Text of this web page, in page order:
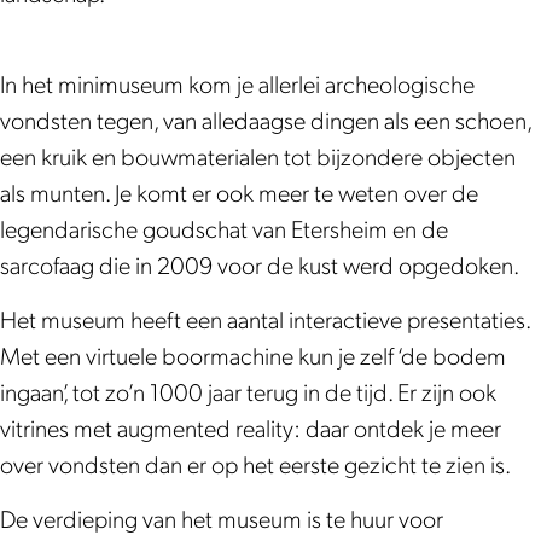
h
m
i
n
i
m
s
e
u
m
D
e
s
c
h
m
i
n
m
u
s
e
u
m
i
s
c
h
m
i
i
m
u
s
e
u
h
m
i
n
i
m
s
e
u
m
D
e
g
s
c
h
m
n
m
u
s
e
r
c
h
e
o
l
g
i
s
c
h
m
In het minimuseum kom je allerlei archeologische
vondsten tegen, van alledaagse dingen als een schoen,
een kruik en bouwmaterialen tot bijzondere objecten
als munten. Je komt er ook meer te weten over de
legendarische goudschat van Etersheim en de
sarcofaag die in 2009 voor de kust werd opgedoken.
Het museum heeft een aantal interactieve presentaties.
Met een virtuele boormachine kun je zelf ‘de bodem
ingaan’, tot zo’n 1000 jaar terug in de tijd. Er zijn ook
vitrines met augmented reality: daar ontdek je meer
over vondsten dan er op het eerste gezicht te zien is.
De verdieping van het museum is te huur voor